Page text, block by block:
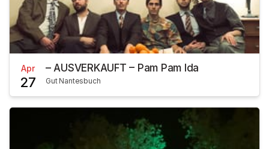
Apr
27
– AUSVERKAUFT – Pam Pam Ida
Gut Nantesbuch